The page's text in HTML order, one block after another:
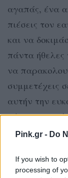
Pink.gr - Do
If you wish to
processing of
αγαπάς, ένα
πιέσεις τον
και να
πάντα ήθελες
να
συμμετέχεις
αυτήν την
χόμπι και
μόνο θα
στον εαυτό